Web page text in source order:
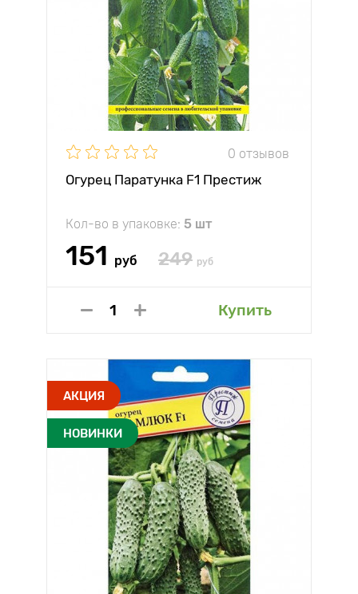
0 отзывов
Огурец Паратунка F1 Престиж
Кол-во в упаковке: 5 шт
151 руб 249 руб
Купить
АКЦИЯ
НОВИНКИ